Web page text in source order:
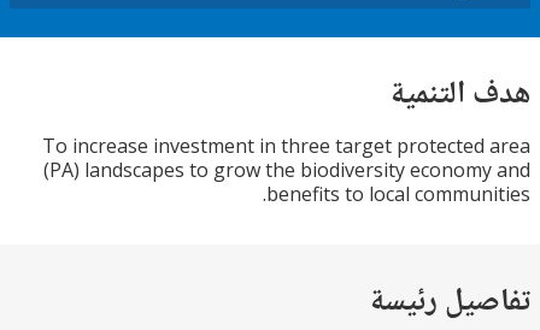
To increase investment in three target
(PA) landscapes to grow the biodiversity
benefits to local
رئيسة